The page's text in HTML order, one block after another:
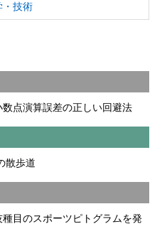
・技術
点演算誤差の正しい回避法
散歩道
目のスポーツピトグラムを発